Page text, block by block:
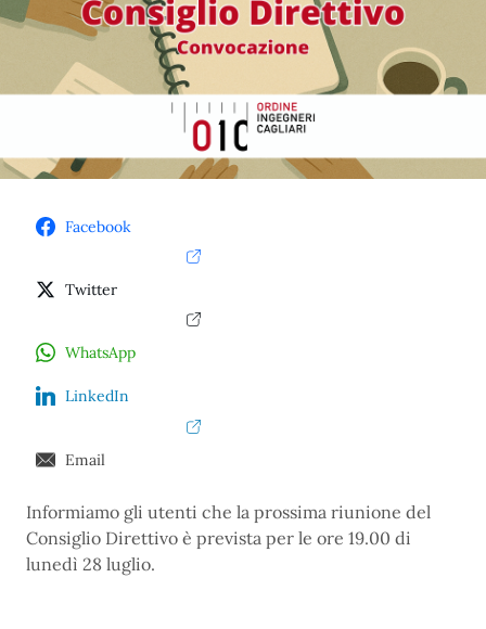
Facebook
Twitter
WhatsApp
LinkedIn
Email
Informiamo gli utenti che la prossima riunione del
Consiglio Direttivo è prevista per le ore 19.00 di
lunedì 28 luglio.